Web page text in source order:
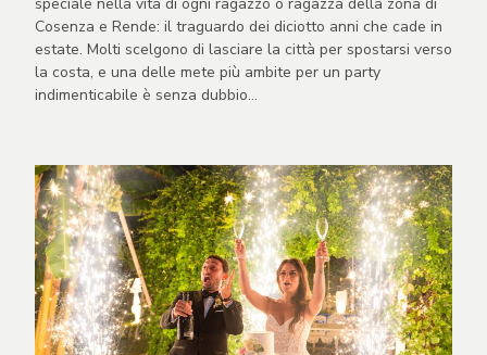
Cosenza e Rende: il traguardo dei diciotto anni che cade in
estate. Molti scelgono di lasciare la città per spostarsi verso
la costa, e una delle mete più ambite per un party
indimenticabile è senza dubbio…